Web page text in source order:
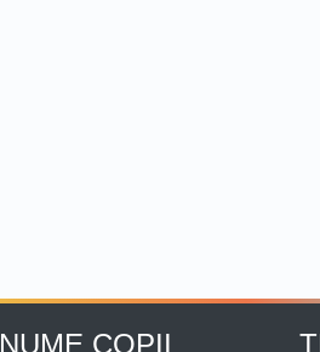
NUME COPII